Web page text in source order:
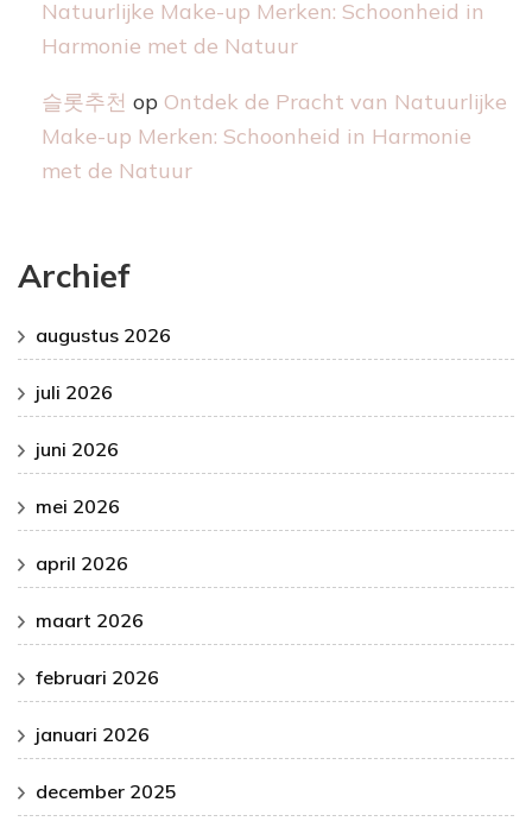
Natuurlijke Make-up Merken: Schoonheid in
Harmonie met de Natuur
슬롯추천 op Ontdek de Pracht van Natuurlijke
Make-up Merken: Schoonheid in Harmonie
met de Natuur
Archief
augustus 2026
juli 2026
juni 2026
mei 2026
april 2026
maart 2026
februari 2026
januari 2026
december 2025